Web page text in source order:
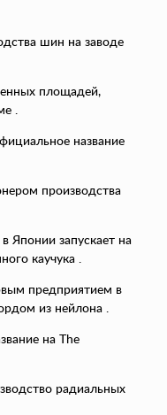
шин на заводе
площадей,
.
название
производства
Японии запускает на
каучука .
предприятием в
из нейлона .
на The
радиальных